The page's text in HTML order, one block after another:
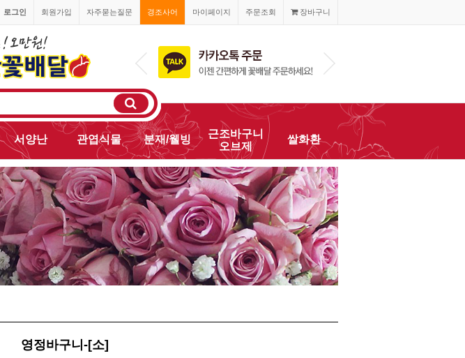
장바구니
주문조회
마이페이지
경조사어
자주묻는질문
회원가입
로그인
1666-0055
서양난 관엽식물 분재/웰빙
근조바구니
오브제
쌀화환
영정바구니-[소]